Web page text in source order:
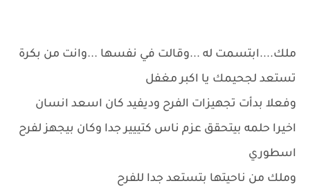
ملك....ابتسمت له ...وقالت في نفسها ...وانت من بكرة
تستعد لجحيمك يا اكبر مغفل
وفعلا بدأت تجهيزات الفرح وديفيد كان اسعد انسان
اخيرا حلمه بيتحقق عزم ناس كتييير جدا وكان بيجهز لفرح
اسطوري
وملك من ناحيتها بتستعد جدا للفرح